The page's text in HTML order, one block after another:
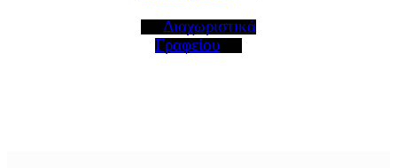
Διαχωριστικά
Γραφείου